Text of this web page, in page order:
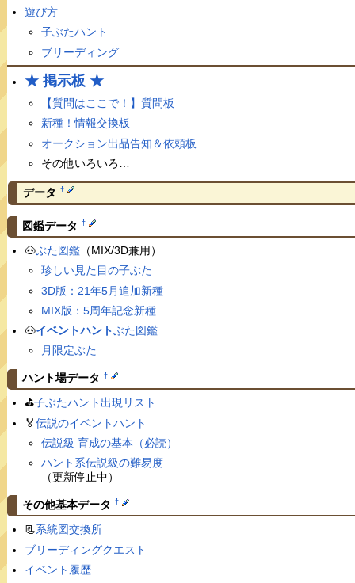
遊び方
子ぶたハント
ブリーディング
★ 掲示板 ★
【質問はここで！】質問板
新種！情報交換板
オークション出品告知＆依頼板
その他いろいろ…
データ †
図鑑データ †
🐽ぶた図鑑（MIX/3D兼用）
珍しい見た目の子ぶた
3D版：21年5月追加新種
MIX版：5周年記念新種
🐽イベントハントぶた図鑑
月限定ぶた
ハント場データ †
⛳️子ぶたハント出現リスト
🏅伝説のイベントハント
伝説級 育成の基本（必読）
ハント系伝説級の難易度
（更新停止中）
その他基本データ †
📃系統図交換所
ブリーディングクエスト
イベント履歴